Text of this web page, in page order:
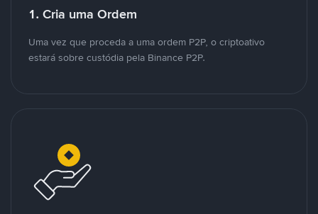
1. Cria uma Ordem
Uma vez que proceda a uma ordem P2P, o criptoativo
estará sobre custódia pela Binance P2P.